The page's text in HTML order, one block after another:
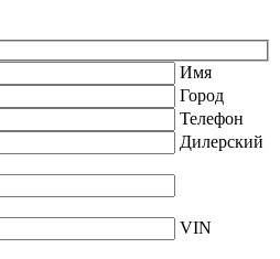
Имя
Город
Телефон
Дилерский
VIN